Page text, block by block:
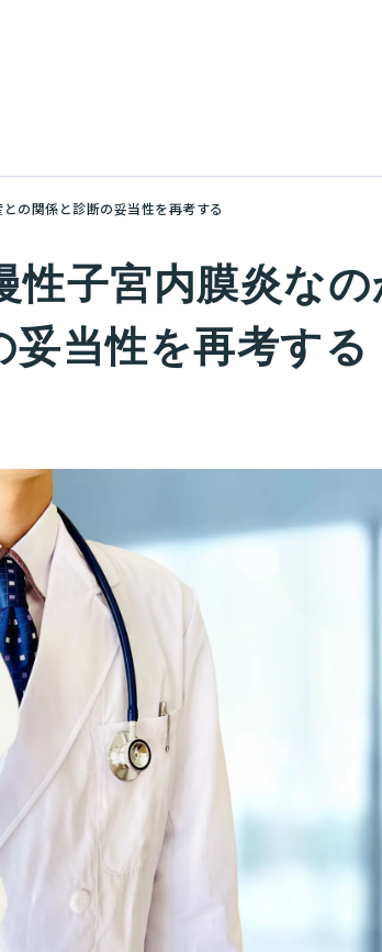
の関係と診断の妥当性を再考する
子宮内膜炎なの
当性を再考する